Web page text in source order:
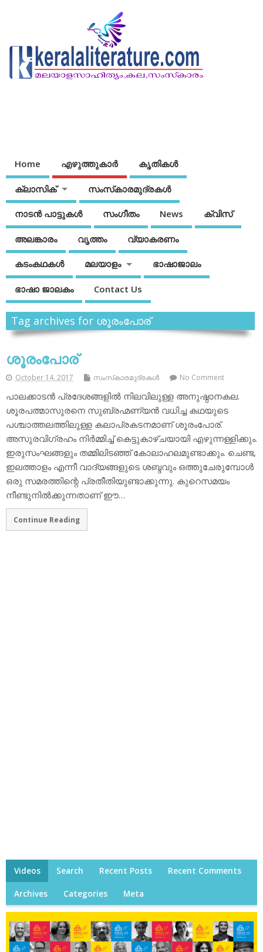
Home എഴുത്തുകാര്‍ കൃതികൾ
ക്ലാസിക് സംസ്‌കാരമുദ്രകള്‍
നാടന്‍ പാട്ടുകള്‍ സംഗീതം News ക്വിസ്
അലങ്കാരം വൃത്തം വ്യാകരണം
കടംകഥകള്‍ മലയാളം ഭാഷാജാലം
ഭാഷാ ജാലകം Contact Us
Tag archives for ശൂരംപോര്
ശൂരംപോര്
October 14, 2017 സംസ്‌കാരമുദ്രകള്‍ No Comment
പാലക്കാടന്‍ പ്രദേശങ്ങളില്‍ നിലവിലുള്ള അനുഷ്ഠാനകല.
ശൂരപത്മാസുരനെ സുബ്രഹ്മണ്യന്‍ വധിച്ച കഥയുടെ
പശ്ചാത്തലത്തിലുള്ള കലാപ്രകടനമാണ് ശൂരംപോര്.
അസുരവിഗ്രഹം നിര്‍മ്മിച്ച് കെട്ടുകാഴ്ചയായി എഴുന്നള്ളിക്കും.
ഇരുസംഘങ്ങളും തമ്മിലിടഞ്ഞ് കോലാഹലമുണ്ടാക്കും. ചെണ്ട,
ഇലത്താളം എന്നീ വാദ്യങ്ങളുടെ ശബ്ദവും ഒത്തുചേരുമ്പോള്‍
ഒരു സമരത്തിന്റെ പ്രതീതിയുണ്ടാക്കുന്നു. കുറെസമയം
നീണ്ടുനില്‍ക്കുന്നതാണ് ഈ…
Continue Reading
Videos Search Recent Posts Recent Comments
Archives Categories Meta